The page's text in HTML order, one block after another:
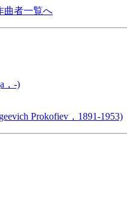
曲者一覧へ
，-)
Prokofiev，1891-1953)